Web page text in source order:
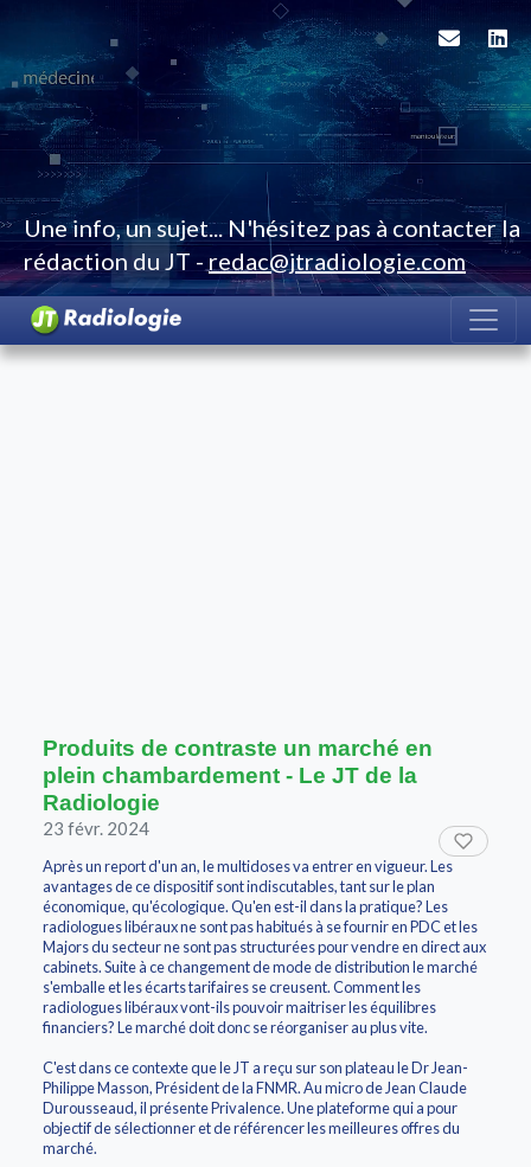
Une info, un sujet... N'hésitez pas à contacter la
rédaction du JT - redac@jtradiologie.com
Produits de contraste un marché en
plein chambardement - Le JT de la
Radiologie
23 févr. 2024
Après un report d'un an, le multidoses va entrer en vigueur. Les
avantages de ce dispositif sont indiscutables, tant sur le plan
économique, qu'écologique. Qu'en est-il dans la pratique? Les
radiologues libéraux ne sont pas habitués à se fournir en PDC et les
Majors du secteur ne sont pas structurées pour vendre en direct aux
cabinets. Suite à ce changement de mode de distribution le marché
s'emballe et les écarts tarifaires se creusent. Comment les
radiologues libéraux vont-ils pouvoir maitriser les équilibres
financiers? Le marché doit donc se réorganiser au plus vite.
C'est dans ce contexte que le JT a reçu sur son plateau le Dr Jean-
Philippe Masson, Président de la FNMR. Au micro de Jean Claude
Durousseaud, il présente Privalence. Une plateforme qui a pour
objectif de sélectionner et de référencer les meilleures offres du
marché.